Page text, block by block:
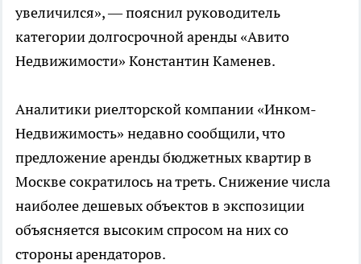
увеличился», — пояснил руководитель
категории долгосрочной аренды «Авито
Недвижимости» Константин Каменев.
Аналитики риелторской компании «Инком-
Недвижимость» недавно сообщили, что
предложение аренды бюджетных квартир в
Москве сократилось на треть. Снижение числа
наиболее дешевых объектов в экспозиции
объясняется высоким спросом на них со
стороны арендаторов.